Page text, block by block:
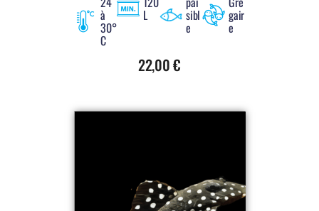
à
30°
C
L sibl
e
gair
e
22,00€